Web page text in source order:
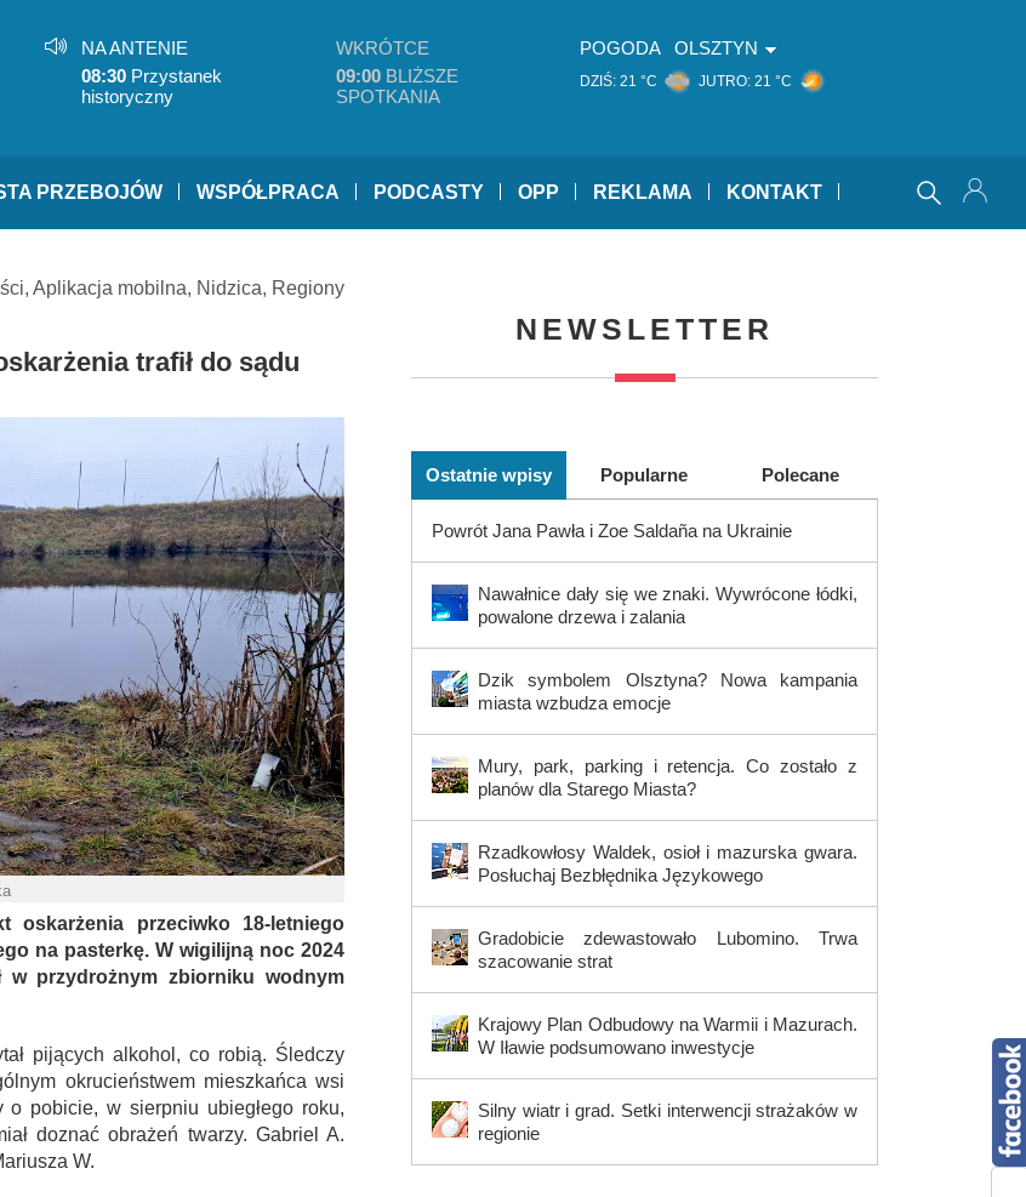
NA ANTENIE
08:30 Przystanek
historyczny
WKRÓTCE
09:00 BLIŻSZE
SPOTKANIA
POGODA OLSZTYN
DZIŚ: 21 °C JUTRO: 21 °C
PRZEBOJÓW WSPÓŁPRACA PODCASTY OPP REKLAMA KONTAKT
, Aplikacja mobilna, Nidzica, Regiony
trafił do sądu
oskarżenia przeciwko 18-letniego
na pasterkę. W wigilijną noc 2024
w przydrożnym zbiorniku wodnym
pijących alkohol, co robią. Śledczy
okrucieństwem mieszkańca wsi
o pobicie, w sierpniu ubiegłego roku,
doznać obrażeń twarzy. Gabriel A.
W.
NEWSLETTER
Ostatnie wpisy Popularne Polecane
Powrót Jana Pawła i Zoe Saldaña na Ukrainie
Nawałnice dały się we znaki. Wywrócone łódki,
powalone drzewa i zalania
Dzik symbolem Olsztyna? Nowa kampania
miasta wzbudza emocje
Mury, park, parking i retencja. Co zostało z
planów dla Starego Miasta?
Rzadkowłosy Waldek, osioł i mazurska gwara.
Posłuchaj Bezbłędnika Językowego
Gradobicie zdewastowało Lubomino. Trwa
szacowanie strat
Krajowy Plan Odbudowy na Warmii i Mazurach.
W Iławie podsumowano inwestycje
Silny wiatr i grad. Setki interwencji strażaków w
regionie